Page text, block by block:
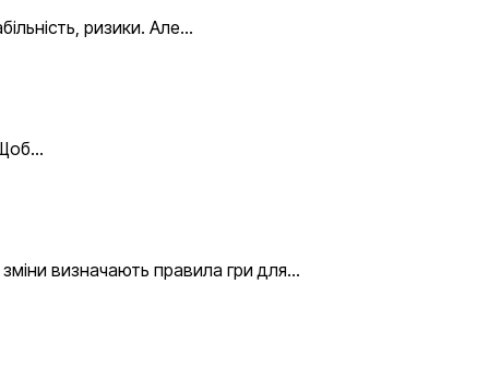
ризики. Але…
визначають правила гри для…